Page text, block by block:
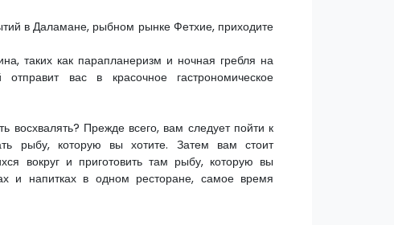
в Даламане, рыбном рынке Фетхие, приходите
таких как парапланеризм и ночная гребля на
вас в красочное гастрономическое
восхвалять? Прежде всего, вам следует пойти к
рыбу, которую вы хотите. Затем вам стоит
вокруг и приготовить там рыбу, которую вы
и ​​напитках в одном ресторане, самое время